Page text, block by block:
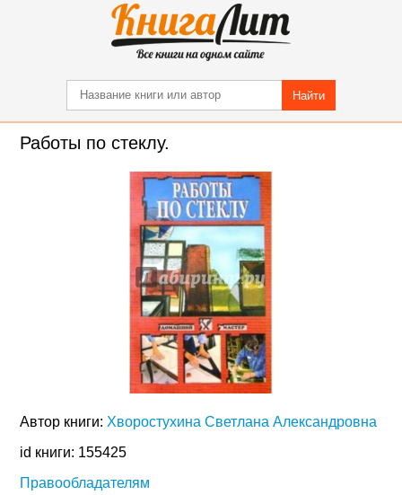
Найти
Работы по стеклу.
Автор книги: Хворостухина Светлана Александровна
id книги: 155425
Правообладателям